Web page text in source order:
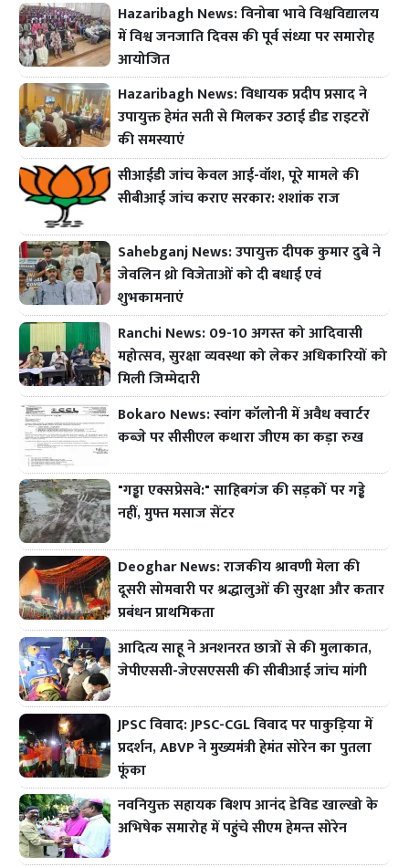
Hazaribagh News: विनोबा भावे विश्वविद्यालय
में विश्व जनजाति दिवस की पूर्व संध्या पर समारोह
आयोजित
Hazaribagh News: विधायक प्रदीप प्रसाद ने
उपायुक्त हेमंत सती से मिलकर उठाई डीड राइटरों
की समस्याएं
सीआईडी जांच केवल आई-वॉश, पूरे मामले की
सीबीआई जांच कराए सरकार: शशांक राज
Sahebganj News: उपायुक्त दीपक कुमार दुबे ने
जेवलिन थ्रो विजेताओं को दी बधाई एवं
शुभकामनाएं
Ranchi News: 09-10 अगस्त को आदिवासी
महोत्सव, सुरक्षा व्यवस्था को लेकर अधिकारियों को
मिली जिम्मेदारी
Bokaro News: स्वांग कॉलोनी में अवैध क्वार्टर
कब्जे पर सीसीएल कथारा जीएम का कड़ा रुख
"गड्ढा एक्सप्रेसवे:" साहिबगंज की सड़कों पर गड्ढे
नहीं, मुफ्त मसाज सेंटर
Deoghar News: राजकीय श्रावणी मेला की
दूसरी सोमवारी पर श्रद्धालुओं की सुरक्षा और कतार
प्रबंधन प्राथमिकता
आदित्य साहू ने अनशनरत छात्रों से की मुलाकात,
जेपीएससी-जेएसएससी की सीबीआई जांच मांगी
JPSC विवाद: JPSC-CGL विवाद पर पाकुड़िया में
प्रदर्शन, ABVP ने मुख्यमंत्री हेमंत सोरेन का पुतला
फूंका
नवनियुक्त सहायक बिशप आनंद डेविड खाल्खो के
अभिषेक समारोह में पहुंचे सीएम हेमन्त सोरेन